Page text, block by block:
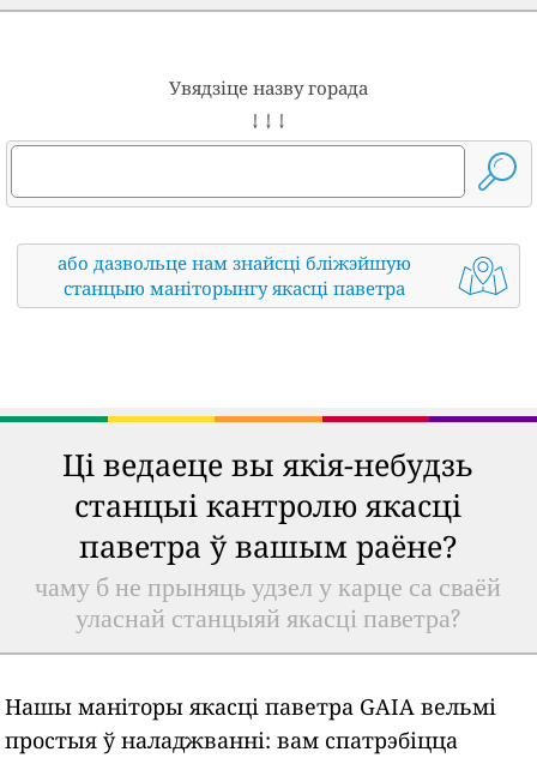
Увядзіце назву горада
↓ ↓ ↓
або дазвольце нам знайсці бліжэйшую
станцыю маніторынгу якасці паветра
Ці ведаеце вы якія-небудзь
станцыі кантролю якасці
паветра ў вашым раёне?
чаму б не прыняць удзел у карце са сваёй
уласнай станцыяй якасці паветра?
Нашы маніторы якасці паветра GAIA вельмі
простыя ў наладжванні: вам спатрэбіцца